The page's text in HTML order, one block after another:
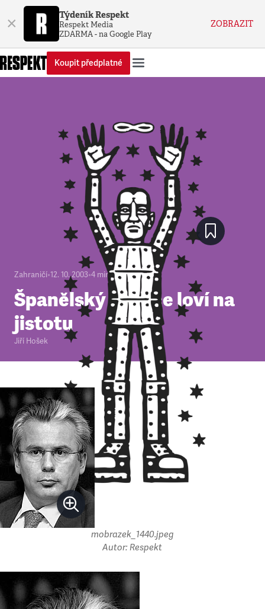
× Týdeník Respekt
Respekt Media
ZDARMA - na Google Play
ZOBRAZIT
Koupit předplatné
Zahraničí•12. 10. 2003•4 minuty
Španělský soudce loví na
jistotu
Jiří Hošek
mobrazek_1440.jpeg
Autor: Respekt